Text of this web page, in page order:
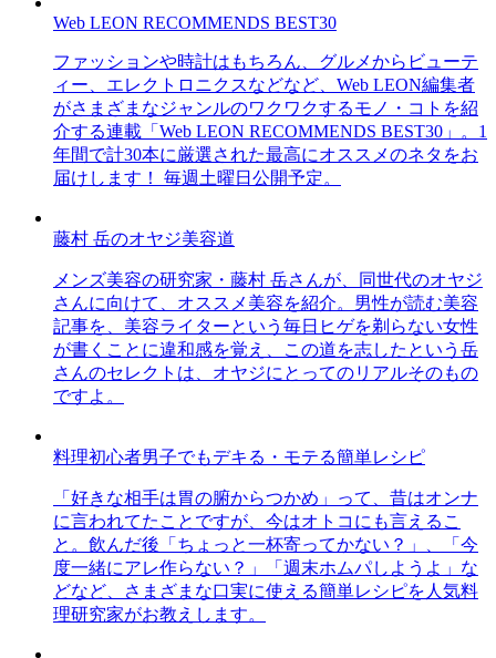
Web LEON RECOMMENDS BEST30
ファッションや時計はもちろん、グルメからビューテ
ィー、エレクトロニクスなどなど、Web LEON編集者
がさまざまなジャンルのワクワクするモノ・コトを紹
介する連載「Web LEON RECOMMENDS BEST30」。1
年間で計30本に厳選された最高にオススメのネタをお
届けします！ 毎週土曜日公開予定。
藤村 岳のオヤジ美容道
メンズ美容の研究家・藤村 岳さんが、同世代のオヤジ
さんに向けて、オススメ美容を紹介。男性が読む美容
記事を、美容ライターという毎日ヒゲを剃らない女性
が書くことに違和感を覚え、この道を志したという岳
さんのセレクトは、オヤジにとってのリアルそのもの
ですよ。
料理初心者男子でもデキる・モテる簡単レシピ
「好きな相手は胃の腑からつかめ」って、昔はオンナ
に言われてたことですが、今はオトコにも言えるこ
と。飲んだ後「ちょっと一杯寄ってかない？」、「今
度一緒にアレ作らない？」「週末ホムパしようよ」な
どなど、さまざまな口実に使える簡単レシピを人気料
理研究家がお教えします。